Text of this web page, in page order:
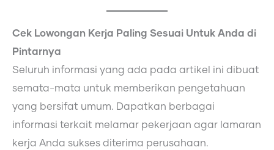
Cek Lowongan Kerja Paling Sesuai Untuk Anda di
Pintarnya
Seluruh informasi yang ada pada artikel ini dibuat
semata-mata untuk memberikan pengetahuan
yang bersifat umum. Dapatkan berbagai
informasi terkait melamar pekerjaan agar lamaran
kerja Anda sukses diterima perusahaan.